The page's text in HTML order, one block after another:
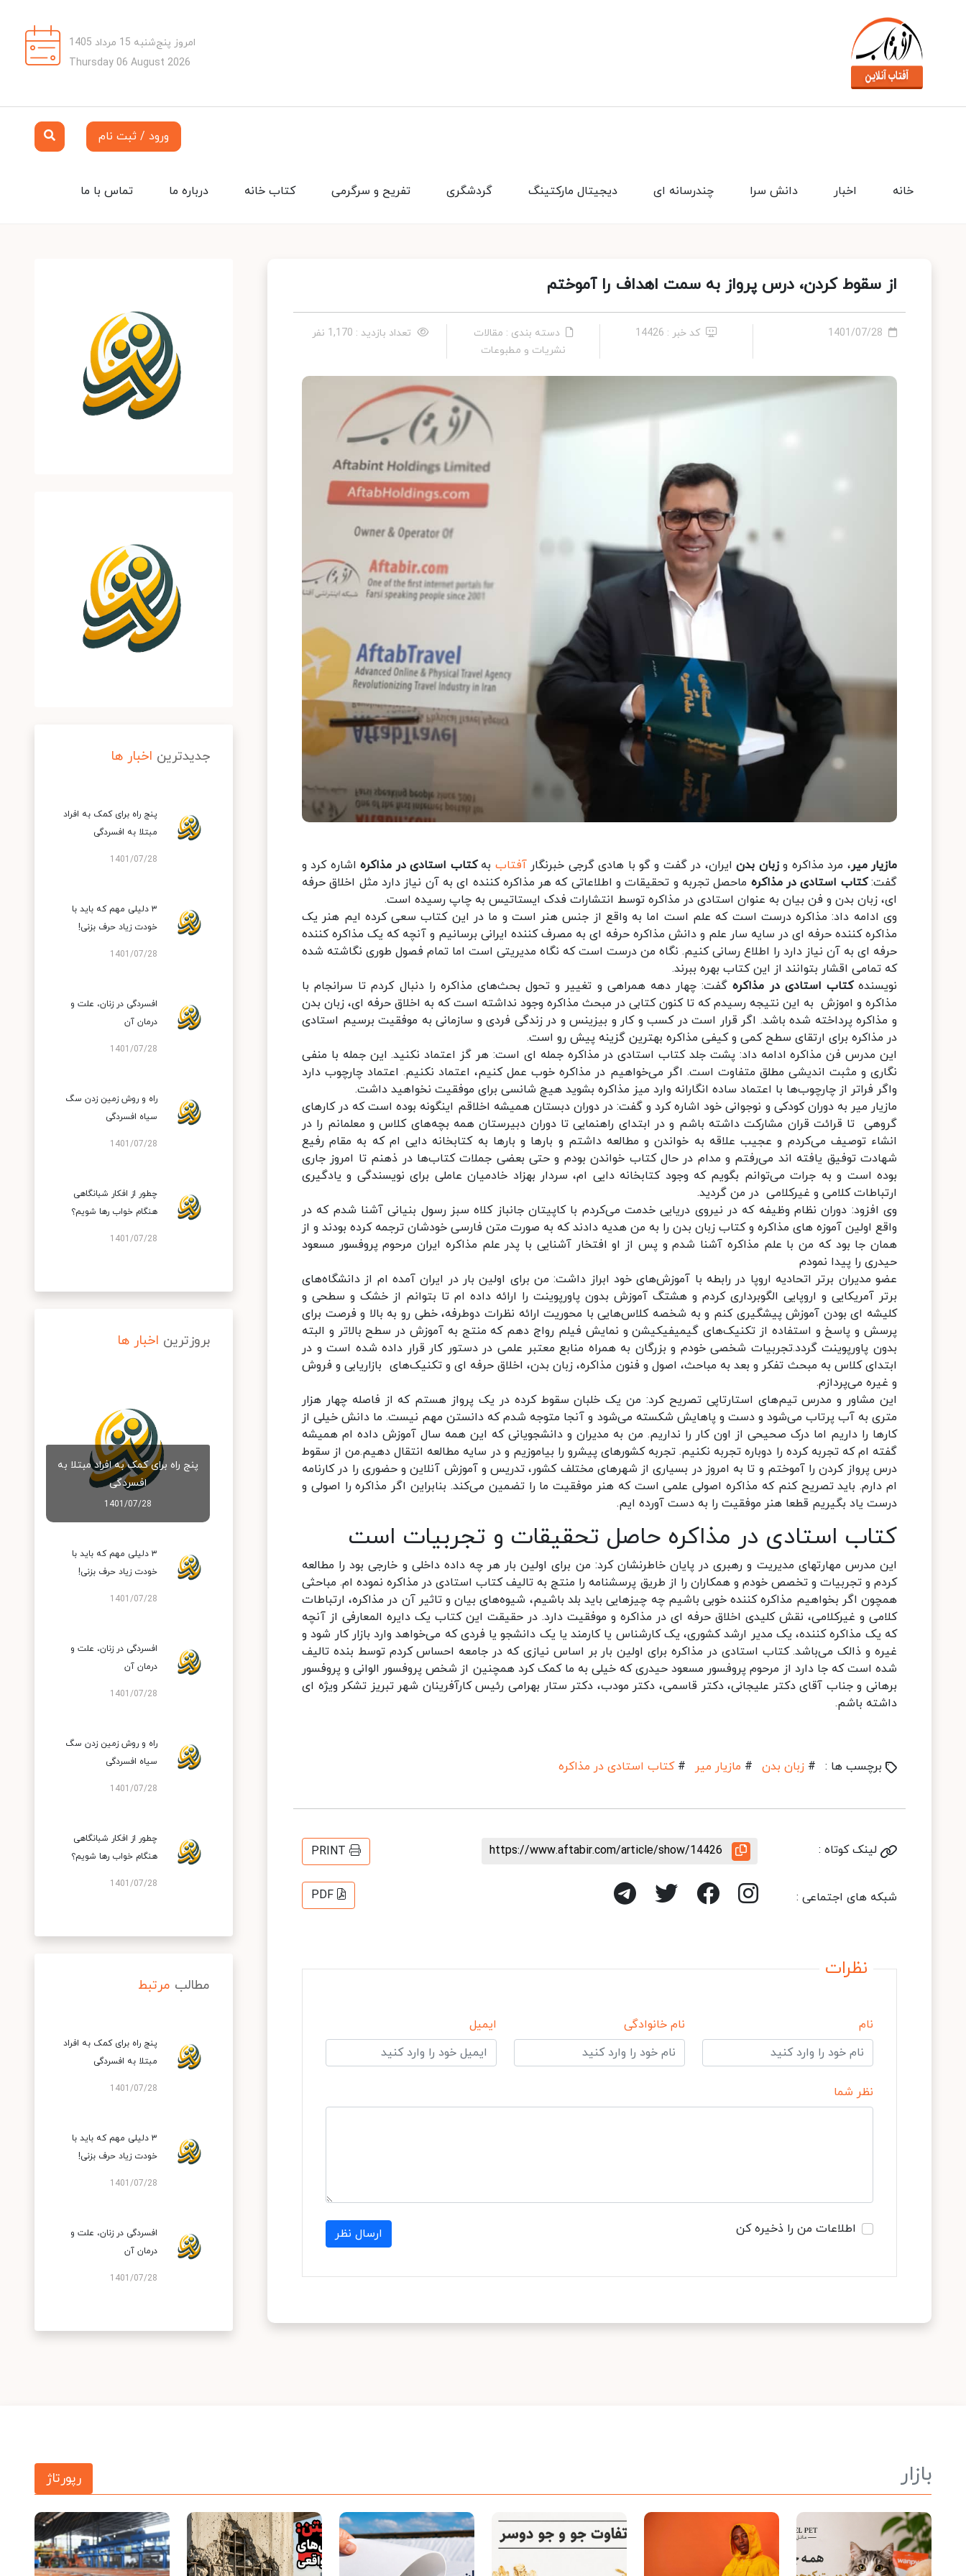
امروز پنج‌شنبه 15 مرداد 1405
Thursday 06 August 2026
ورود / ثبت نام
تماس با ما درباره ما کتاب خانه تفریح و سرگرمی گردشگری دیجیتال مارکتینگ چندرسانه ای دانش سرا اخبار خانه
از سقوط کردن، درس پرواز به سمت اهداف را آموختم
1401/07/28 کد خبر : 14426
دسته بندی : مقالات
نشریات و مطبوعات
تعداد بازدید : 1,170 نفر
مازیار میر، مرد مذاکره وزبان بدنایران، در گفت و گو با هادی گرجی خبرنگارآفتاب بهکتاب استادی در مذاکرهاشاره کرد و
گفت:کتاب استادی در مذاکره ماحصل تجربه و تحقیقات و اطلاعاتی که هر مذاکره کننده ای به آن نیاز دارد مثل اخلاق حرفه
ای، زبان بدن و فن بیان به عنوان استادی در مذاکره توسط انتشارات فدک ایستاتیس به چاپ رسیده است.
وی ادامه داد: مذاکره درست است که علم است اما به واقع از جنس هنر است و ما در این کتاب سعی کرده ایم هنر یک
مذاکره کننده حرفه ای در سایه سار علم و دانش مذاکره حرفه ای به مصرف کننده ایرانی برسانیم و آنچه که یک مذاکره کننده
حرفه ای به آن نیاز دارد را اطلاع رسانی کنیم. نگاه من درست است که نگاه مدیریتی است اما تمام فصول طوری نگاشته شده
که تمامی اقشار بتوانند از این کتاب بهره ببرند.
نویسندهکتاب استادی در مذاکرهگفت: چهار دهه همراهی و تغییر و تحول بحث‌های مذاکره را دنبال کردم تا سرانجام با
مذاکره و اموزش به این نتیجه رسیدم که تا کنون کتابی در مبحث مذاکره وجود نداشته است که به اخلاق حرفه ای، زبان بدن
و مذاکره پرداخته شده باشد. اگر قرار است در کسب و کار و بیزینس و در زندگی فردی و سازمانی به موفقیت برسیم استادی
در مذاکره برای ارتقای سطح کمی و کیفی مذاکره بهترین گزینه پیش رو است.
این مدرس فن مذاکره ادامه داد: پشت جلد کتاب استادی در مذاکره جمله ای است: هر گز اعتماد نکنید. این جمله با منفی
نگاری و مثبت اندیشی مطلق متفاوت است. اگر می‌خواهیم در مذاکره خوب عمل کنیم، اعتماد نکنیم. اعتماد چارچوب دارد
واگر فراتر از چارچوب‌ها با اعتماد ساده انگارانه وارد میز مذاکره بشوید هیچ شانسی برای موفقیت نخواهید داشت.
مازیار میر به دوران کودکی و نوجوانی خود اشاره کرد و گفت: در دوران دبستان همیشه اخلاقم اینگونه بوده است که در کارهای
گروهی تا قرائت قران مشارکت داشته باشم و در ابتدای راهنمایی تا دوران دبیرستان همه بچه‌های کلاس و معلمانم را در
انشاء توصیف می‌کردم و عجیب علاقه به خواندن و مطالعه داشتم و بارها و بارها به کتابخانه دایی ام که به مقام رفیع
شهادت توفیق یافته اند می‌رفتم و مدام در حال کتاب خواندن بودم و حتی بعضی جملات کتاب‌ها در ذهنم تا امروز جاری
بوده است و به جرات می‌توانم بگویم که وجود کتابخانه دایی ام، سردار بهزاد خادمیان عاملی برای نویسندگی و یادگیری
ارتباطات کلامی و غیرکلامی در من گردید.
وی افزود: دوران نظام وظیفه که در نیروی دریایی خدمت می‌کردم با کاپیتان جانباز کلاه سبز رسول بنیانی آشنا شدم که در
واقع اولین آموزه های مذاکره و کتاب زبان بدن را به من هدیه دادند که به صورت متن فارسی خودشان ترجمه کرده بودند و از
همان جا بود که من با علم مذاکره آشنا شدم و پس از او افتخار آشنایی با پدر علم مذاکره ایران مرحوم پروفسور مسعود
حیدری را پیدا نمودم
عضو مدیران برتر اتحادیه اروپا در رابطه با آموزش‌های خود ابراز داشت: من برای اولین بار در ایران آمده ام از دانشگاه‌های
برتر آمریکایی و اروپایی الگوبرداری کردم و هشتگ آموزش بدون پاورپوینت را ارائه داده ام تا بتوانم از خشک و سطحی و
کلیشه ای بودن آموزش پیشگیری کنم و به شخصه کلاس‌هایی با محوریت ارائه نظرات دوطرفه، خطی رو به بالا و فرصت برای
پرسش و پاسخ و استفاده از تکنیک‌های گیمیفیکیشن و نمایش فیلم رواج دهم که منتج به آموزش در سطح بالاتر و البته
بدون پاورپوینت گردد.تجربیات شخصی خودم و بزرگان به همراه منابع معتبر علمی در دستور کار قرار داده شده است و در
ابتدای کلاس به مبحث تفکر و بعد به مباحث، اصول و فنون مذاکره، زبان بدن، اخلاق حرفه ای و تکنیک‌های بازاریابی و فروش
و غیره می‌پردازم.
این مشاور و مدرس تیم‌های استارتاپی تصریح کرد: من یک خلبان سقوط کرده در یک پرواز هستم که از فاصله چهار هزار
متری به آب پرتاب می‌شود و دست و پاهایش شکسته می‌شود و آنجا متوجه شدم که دانستن مهم نیست. ما دانش خیلی از
کارها را داریم اما درک صحیحی از اون کار را نداریم. من به مدیران و دانشجویانی که این همه سال آموزش داده ام همیشه
گفته ام که تجربه کرده را دوباره تجربه نکنیم. تجربه کشورهای پیشرو را بیاموزیم و در سایه مطالعه انتقال دهیم.من از سقوط
درس پرواز کردن را آموختم و تا به امروز در بسیاری از شهرهای مختلف کشور، تدریس و آموزش آنلاین و حضوری را در کارنامه
ام دارم. باید تصریح کنم که مذاکره اصولی علمی است که هنر موفقیت ما را تضمین می‌کند. بنابراین اگر مذاکره را اصولی و
درست یاد بگیریم قطعا هنر موفقیت را به دست آورده ایم.
کتاب استادی در مذاکره حاصل تحقیقات و تجربیات است
این مدرس مهارتهای مدیریت و رهبری در پایان خاطرنشان کرد: من برای اولین بار هر چه داده داخلی و خارجی بود را مطالعه
کردم و تجربیات و تخصص خودم و همکاران را از طریق پرسشنامه را منتج به تالیف کتاب استادی در مذاکره نموده ام. مباحثی
همچون اگر بخواهیم مذاکره کننده خوبی باشیم چه چیزهایی باید بلد باشیم، شیوه‌های بیان و تاثیر آن در مذاکره، ارتباطات
کلامی و غیرکلامی، نقش کلیدی اخلاق حرفه ای در مذاکره و موفقیت دارد. در حقیقت این کتاب یک دایره المعارفی از آنچه
که یک مذاکره کننده، یک مدیر ارشد کشوری، یک کارشناس یا کارمند یا یک دانشجو یا فردی که می‌خواهد وارد بازار کار شود و
غیره و ذالک می‌باشد. کتاب استادی در مذاکره برای اولین بار بر اساس نیازی که در جامعه احساس کردم توسط بنده تالیف
شده است که جا دارد از مرحوم پروفسور مسعود حیدری که خیلی به ما کمک کرد همچنین از شخص پروفسور الوانی و پروفسور
برهانی و جناب آقای دکتر علیجانی، دکتر قاسمی، دکتر مودب، دکتر ستار بهرامی رئیس کارآفرینان شهر تبریز تشکر ویژه ای
داشته باشم.
برچسب ها : # زبان بدن # مازیار میر # کتاب استادی در مذاکره
لینک کوتاه : https://www.aftabir.com/article/show/14426
PRINT
شبکه های اجتماعی : PDF
نظرات
نام نام خانوادگی ایمیل
نظر شما
اطلاعات من را ذخیره کن ارسال نظر
جدیدترین اخبار ها
پنج راه برای کمک به افراد
مبتلا به افسردگی
1401/07/28
۳ دلیلی مهم که باید با
خودت زیاد حرف بزنی!
1401/07/28
افسردگی در زنان، علت و
درمان آن
1401/07/28
راه و روش زمین زدن سگ
سیاه افسردگی
1401/07/28
چطور از افکار شبانگاهی
هنگام خواب رها شویم؟
1401/07/28
بروزترین اخبار ها
پنج راه برای کمک به افراد مبتلا به
افسردگی
1401/07/28
۳ دلیلی مهم که باید با
خودت زیاد حرف بزنی!
1401/07/28
افسردگی در زنان، علت و
درمان آن
1401/07/28
راه و روش زمین زدن سگ
سیاه افسردگی
1401/07/28
چطور از افکار شبانگاهی
هنگام خواب رها شویم؟
1401/07/28
مطالب مرتبط
پنج راه برای کمک به افراد
مبتلا به افسردگی
1401/07/28
۳ دلیلی مهم که باید با
خودت زیاد حرف بزنی!
1401/07/28
افسردگی در زنان، علت و
درمان آن
1401/07/28
بازار رپورتاژ